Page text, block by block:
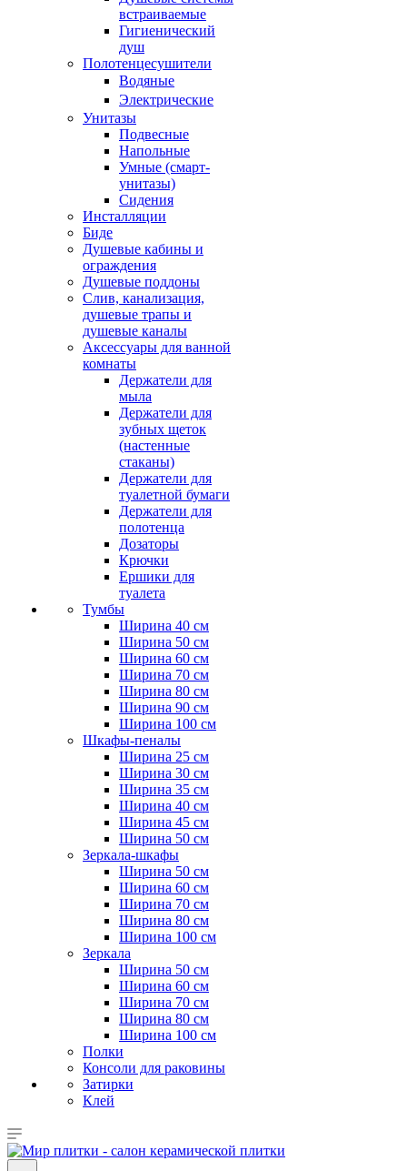
встраиваемые
Гигиенический
душ
Полотенцесушители
ㅤВодяные
ㅤЭлектрические
Унитазы
Подвесные
Напольные
Умные (смарт-
унитазы)
Сидения
Инсталляции
Биде
Душевые кабины и
ограждения
Душевые поддоны
Слив, канализация,
душевые трапы и
душевые каналы
Аксессуары для ванной
комнаты
Держатели для
мыла
Держатели для
зубных щеток
(настенные
стаканы)
Держатели для
туалетной бумаги
Держатели для
полотенца
Дозаторы
Крючки
Ершики для
туалета
Тумбы
Ширина 40 см
Ширина 50 см
Ширина 60 см
Ширина 70 см
Ширина 80 см
Ширина 90 см
Ширина 100 см
Шкафы-пеналы
Ширина 25 см
Ширина 30 см
Ширина 35 см
Ширина 40 см
Ширина 45 см
Ширина 50 см
Зеркала-шкафы
Ширина 50 см
Ширина 60 см
Ширина 70 см
Ширина 80 см
Ширина 100 см
Зеркала
Ширина 50 см
Ширина 60 см
Ширина 70 см
Ширина 80 см
Ширина 100 см
Полки
Консоли для раковины
Затирки
Клей